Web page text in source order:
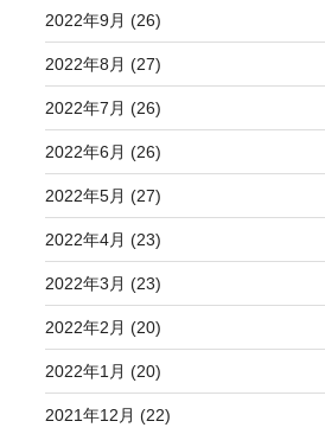
2022年9月 (26)
2022年8月 (27)
2022年7月 (26)
2022年6月 (26)
2022年5月 (27)
2022年4月 (23)
2022年3月 (23)
2022年2月 (20)
2022年1月 (20)
2021年12月 (22)